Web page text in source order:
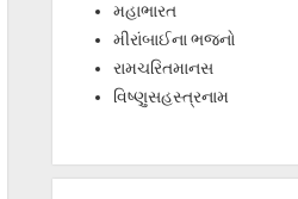
મહાભારત
મીરાંબાઈના ભજનો
રામચરિતમાનસ
વિષ્ણુસહસ્ત્રનામ